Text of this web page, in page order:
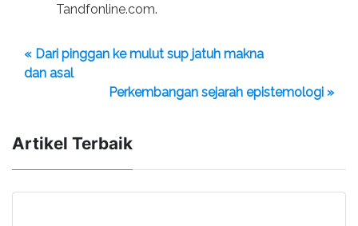
Tandfonline.com.
« Dari pinggan ke mulut sup jatuh makna
dan asal
Perkembangan sejarah epistemologi »
Artikel Terbaik